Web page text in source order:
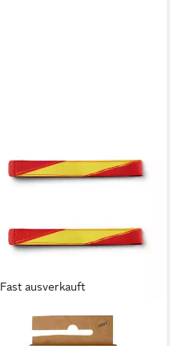
Fast ausverkauft
Schulranzen SWAPS (1-tlg),